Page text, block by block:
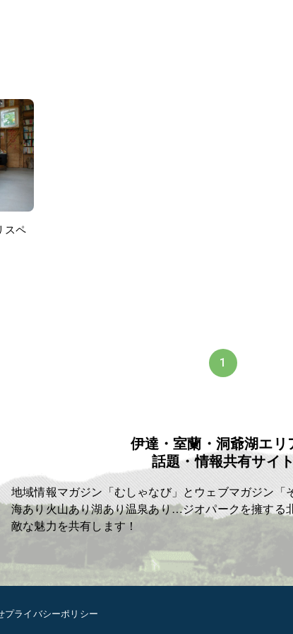
スペ
1
伊達・室蘭・洞爺湖エリ
話題・情報共有サイ
地域情報マガジン「むしゃなび」とウェブマガジン「
海あり火山あり湖あり温泉あり…ジオパークを擁する
敵な魅力を共有します！
プライバシーポリシー